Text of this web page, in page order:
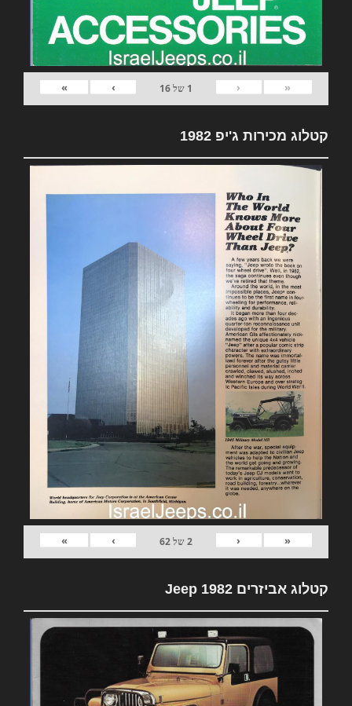
«
‹
1 של16
›
»
קטלוג מכירות ג'יפ 1982
«
‹
2של62
›
»
קטלוג אביזרים 1982 Jeep